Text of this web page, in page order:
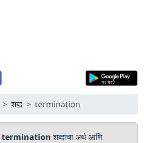
शब्द termination
terminationशब्दाचा अर्थ आणि